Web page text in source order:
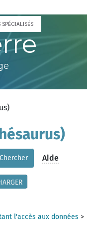
SPÉCIALISÉS
Chercher Aide
l'accès aux données >